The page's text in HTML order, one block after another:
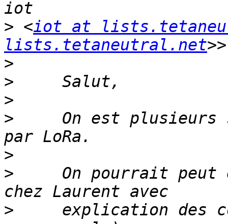
> <iot at
lists.tetaneutral.net
>
>
>
>
On est plusieurs
>
>
On pourrait peut
>
explication des